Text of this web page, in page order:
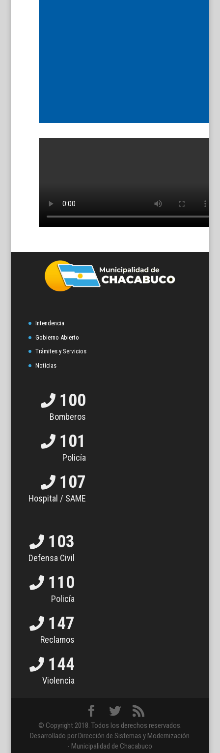
Intendencia
Gobierno Abierto
Trámites y Servicios
Noticias
100
Bomberos
101
Policía
107
Hospital / SAME
103
Defensa Civil
110
Policía
147
Reclamos
144
Violencia
© Copyright 2018. Todos los derechos reservados.
Desarrollado por Dirección de Sistemas y Modernización
- Municipalidad de Chacabuco